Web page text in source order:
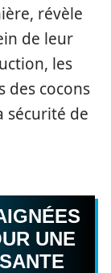
révèle
de leur
les
des cocons
sécurité de
UNE